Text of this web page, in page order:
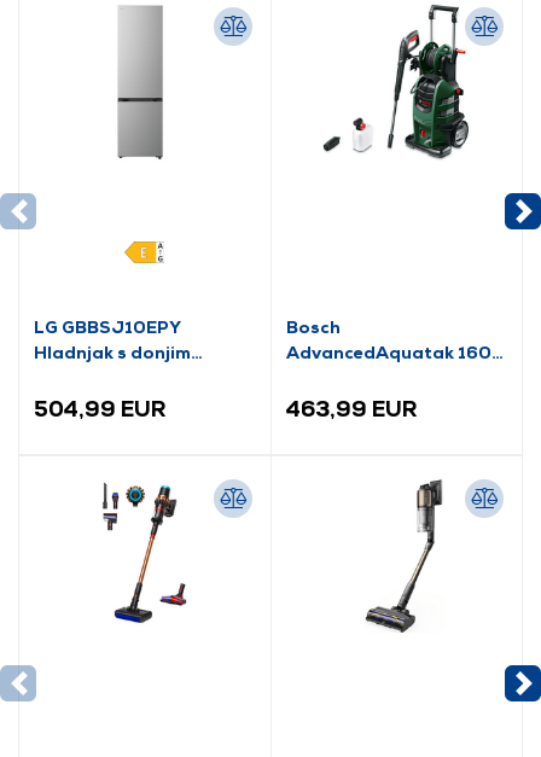
LG GBBSJ10EPY
Hladnjak s donjim
504,99 EUR
Bosch
AdvancedAquatak 160
(06008A7800)
463,99 EUR